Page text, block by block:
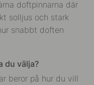
doftpinnarna där
solljus och stark
snabbt doften
du välja?
beror på hur du vill